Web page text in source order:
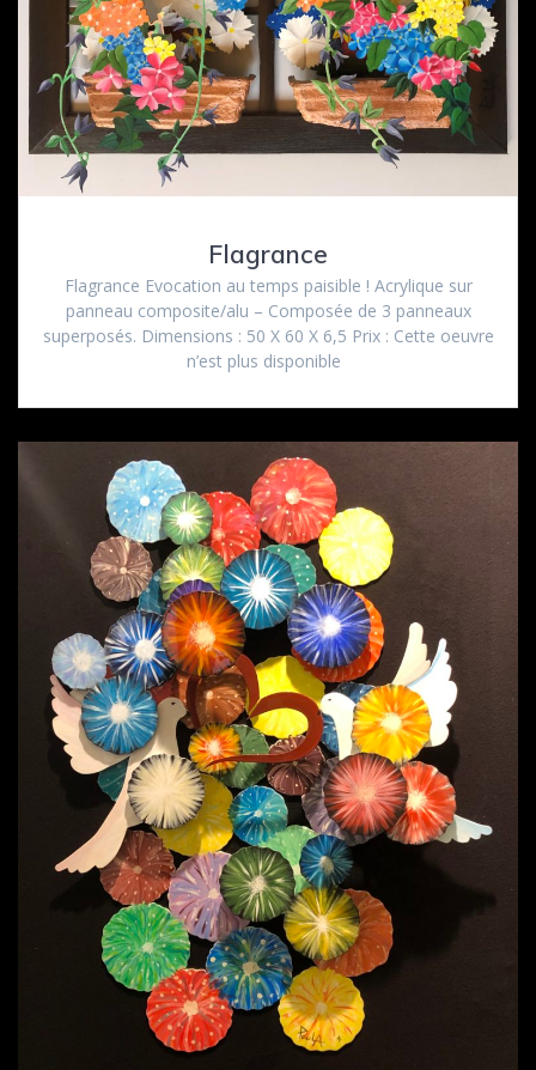
Flagrance
Flagrance Evocation au temps paisible ! Acrylique sur
panneau composite/alu – Composée de 3 panneaux
superposés. Dimensions : 50 X 60 X 6,5 Prix : Cette oeuvre
n’est plus disponible